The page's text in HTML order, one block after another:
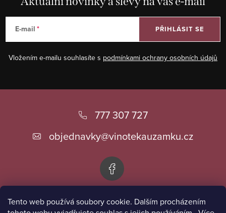
Tento web používá soubory cookie. Dalším procházením
E-mail
Vložením e-mailu souhlasíte s podmínkami ochrany osobních údajů
PŘIHLÁSIT SE
777 307 727
objednavky@vinotekauzamku.cz
Informace pro vás